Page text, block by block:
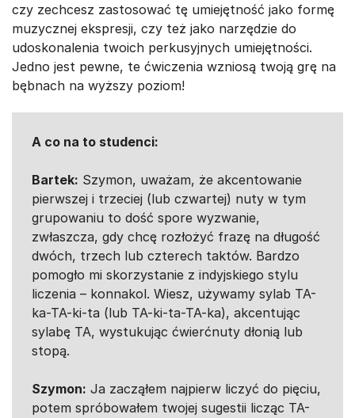
czy zechcesz zastosować tę umiejętność jako formę
muzycznej ekspresji, czy też jako narzędzie do
udoskonalenia twoich perkusyjnych umiejętności.
Jedno jest pewne, te ćwiczenia wzniosą twoją grę na
bębnach na wyższy poziom!
A co na to studenci:
Bartek: Szymon, uważam, że akcentowanie
pierwszej i trzeciej (lub czwartej) nuty w tym
grupowaniu to dość spore wyzwanie,
zwłaszcza, gdy chcę rozłożyć frazę na długość
dwóch, trzech lub czterech taktów. Bardzo
pomogło mi skorzystanie z indyjskiego stylu
liczenia – konnakol. Wiesz, używamy sylab TA-
ka-TA-ki-ta (lub TA-ki-ta-TA-ka), akcentując
sylabę TA, wystukując ćwierćnuty dłonią lub
stopą.
Szymon: Ja zacząłem najpierw liczyć do pięciu,
potem spróbowałem twojej sugestii licząc TA-